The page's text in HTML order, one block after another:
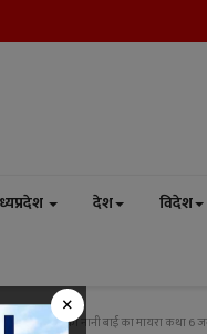
देश विदेश
×
मित्र मंडल की नानी बाई का मायरा कथा 6